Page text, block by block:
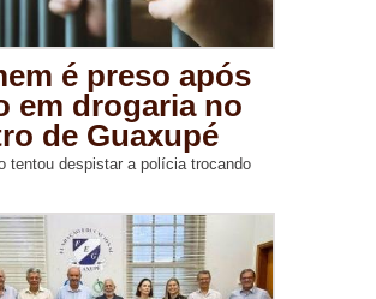
é preso após
em drogaria no
de Guaxupé
tentou despistar a polícia trocando